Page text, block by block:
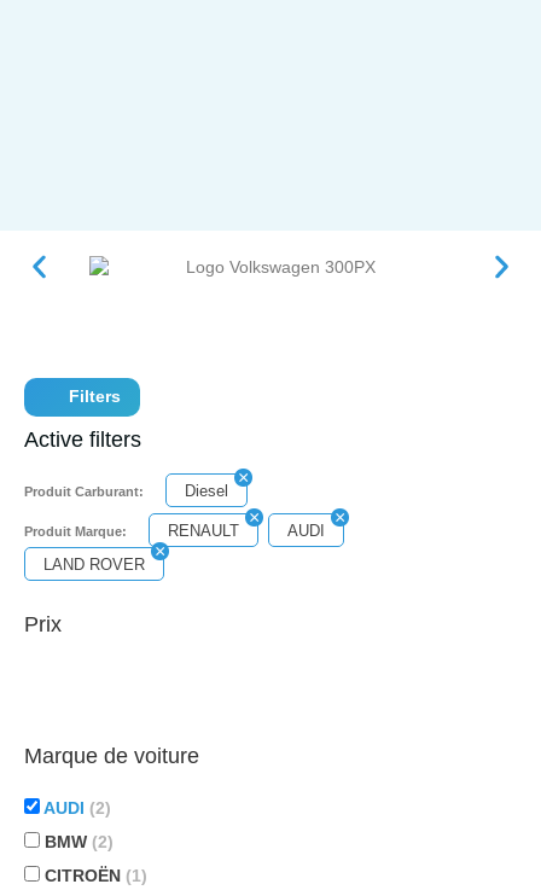
Filters
Active filters
Produit Carburant: Diesel
Produit Marque: RENAULT
AUDI
LAND ROVER
Prix
Marque de voiture
AUDI (2)
BMW (2)
CITROËN (1)